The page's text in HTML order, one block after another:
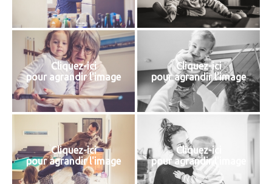
Cliquez-ici
pour agrandir l'image
Cliquez-ici
pour agrandir l'image
Cliquez-ici
pour agrandir l'image
Cliquez-ici
pour agrandir l'image